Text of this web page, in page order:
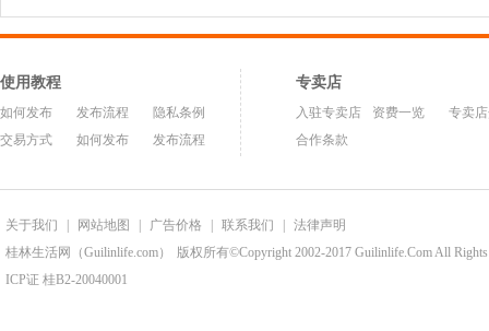
使用教程
如何发布 发布流程
隐私条例
交易方式
如何发布 发布流程
专卖店
入驻专卖店 资费一览
专卖
合作条款
关于我们 网站地图 广告价格 联系我们
法律声明
桂林生活网（Guilinlife.com）
版权所有©Copyright 2002-2017 Guilinlife.Com All Rights
ICP证 桂B2-20040001